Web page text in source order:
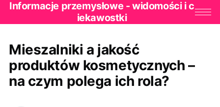
Informacje przemysłowe - widomości i c
iekawostki
Mieszalniki a jakość
produktów kosmetycznych –
na czym polega ich rola?